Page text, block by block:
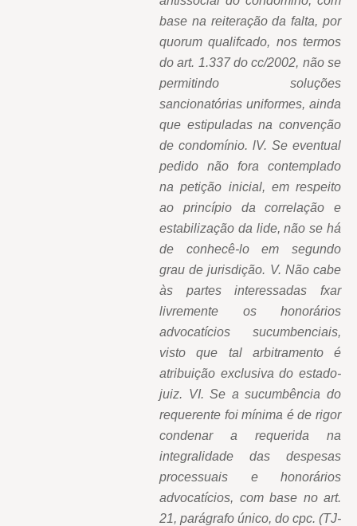
base na reiteração da falta, por
quorum qualifcado, nos termos
do art. 1.337 do cc/2002, não se
permitindo soluções
sancionatórias uniformes, ainda
que estipuladas na convenção
de condomínio. lV. Se eventual
pedido não fora contemplado
na petição inicial, em respeito
ao princípio da correlação e
estabilização da lide, não se há
de conhecê-lo em segundo
grau de jurisdição. V. Não cabe
às partes interessadas fxar
livremente os honorários
advocatícios sucumbenciais,
visto que tal arbitramento é
atribuição exclusiva do estado-
juiz. VI. Se a sucumbência do
requerente foi mínima é de rigor
condenar a requerida na
integralidade das despesas
processuais e honorários
advocatícios, com base no art.
21, parágrafo único, do cpc. (TJ-